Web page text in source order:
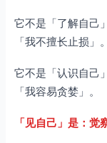
它不是「了解自己
「我不擅长止损」。
它不是「认识自己
「我容易贪婪」。
「见自己」是：觉